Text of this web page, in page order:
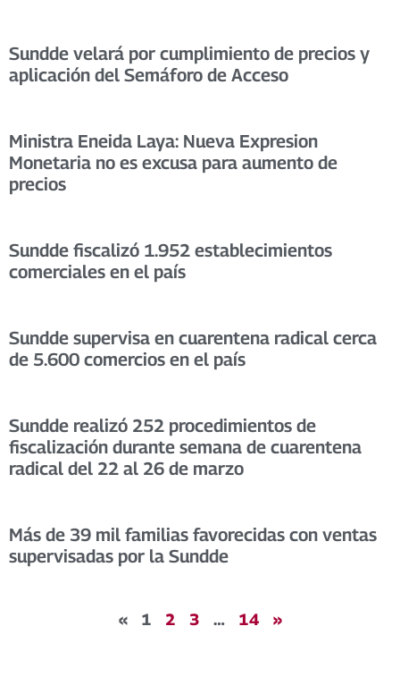
Sundde velará por cumplimiento de precios y
aplicación del Semáforo de Acceso
Ministra Eneida Laya: Nueva Expresion
Monetaria no es excusa para aumento de
precios
Sundde fiscalizó 1.952 establecimientos
comerciales en el país
Sundde supervisa en cuarentena radical cerca
de 5.600 comercios en el país
Sundde realizó 252 procedimientos de
fiscalización durante semana de cuarentena
radical del 22 al 26 de marzo
Más de 39 mil familias favorecidas con ventas
supervisadas por la Sundde
« 1 2 3 … 14 »